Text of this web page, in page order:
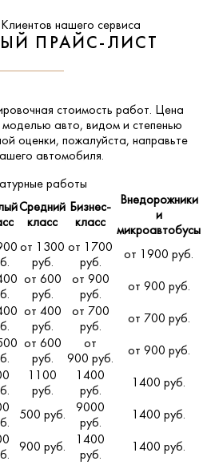
нашего сервиса
ПРАЙС-ЛИСТ
стоимость работ. Цена
авто, видом и степенью
оценки, пожалуйста, направьте
автомобиля.
работы
Средний
класс
Бизнес-
класс
Внедорожники
и
микроавтобусы
от 1300
руб.
от 1700
руб.
от 1900 руб.
от 600
руб.
от 900
руб.
от 900 руб.
от 400
руб.
от 700
руб.
от 700 руб.
от 600
руб.
от
900 руб.
от 900 руб.
1100
руб.
1400
руб.
1400 руб.
500 руб.
9000
руб.
1400 руб.
900 руб.
1400
руб.
1400 руб.